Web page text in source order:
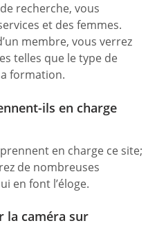
recherche, vous
et des femmes.
membre, vous verrez
telles que le type de
formation.
ils en charge
en charge ce site;
de nombreuses
en font l’éloge.
la caméra sur